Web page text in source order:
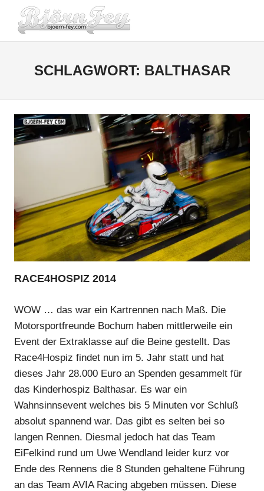
Inhalt
springen
FEY.COM
SCHLAGWORT: BALTHASAR
RACE4HOSPIZ 2014
WOW … das war ein Kartrennen nach Maß. Die
Motorsportfreunde Bochum haben mittlerweile ein
Event der Extraklasse auf die Beine gestellt. Das
Race4Hospiz findet nun im 5. Jahr statt und hat
dieses Jahr 28.000 Euro an Spenden gesammelt für
das Kinderhospiz Balthasar. Es war ein
Wahnsinnsevent welches bis 5 Minuten vor Schluß
absolut spannend war. Das gibt es selten bei so
langen Rennen. Diesmal jedoch hat das Team
EiFelkind rund um Uwe Wendland leider kurz vor
Ende des Rennens die 8 Stunden gehaltene Führung
an das Team AVIA Racing abgeben müssen. Diese